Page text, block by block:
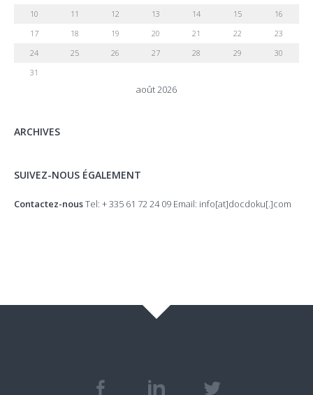
août 2026
10
11 12 13 14 15
16
17
18 19 20 21 22
23
24
25 26 27 28 29
30
31
ARCHIVES
SUIVEZ-NOUS ÉGALEMENT
Contactez-nousTel: + 335 61 72 24 09 Email: info[at]docdoku[.]com